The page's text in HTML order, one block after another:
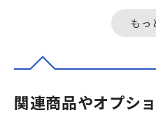
もっ
関連商品やオプシ